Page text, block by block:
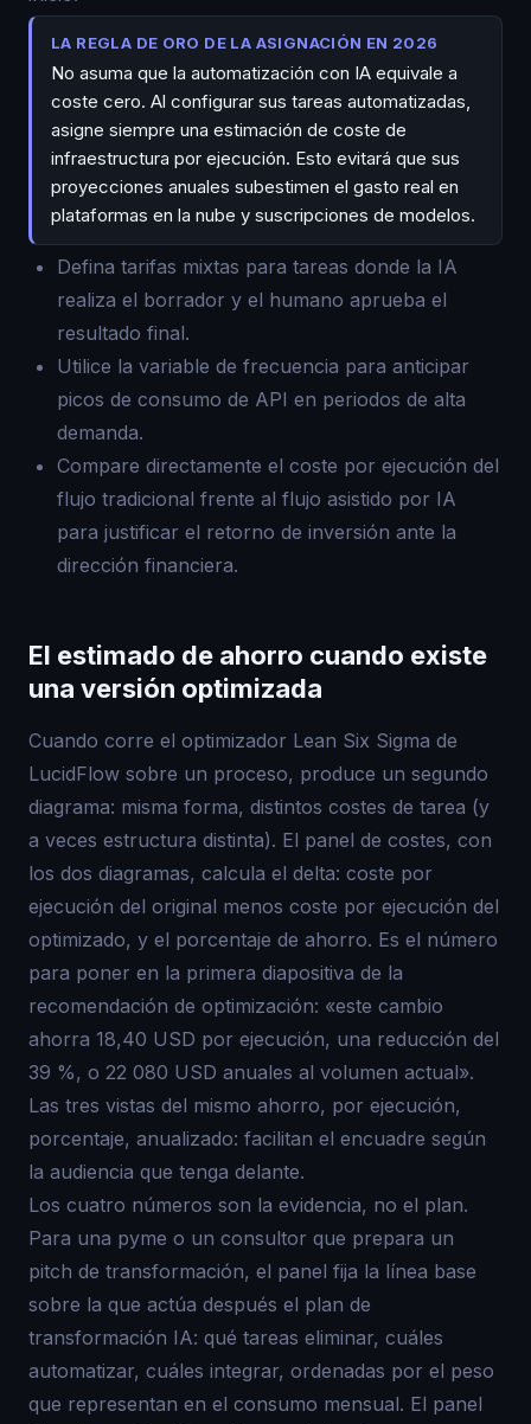
LA REGLA DE ORO DE LA ASIGNACIÓN EN 2026
No asuma que la automatización con IA equivale a
coste cero. Al configurar sus tareas automatizadas,
asigne siempre una estimación de coste de
infraestructura por ejecución. Esto evitará que sus
proyecciones anuales subestimen el gasto real en
plataformas en la nube y suscripciones de modelos.
Defina tarifas mixtas para tareas donde la IA
realiza el borrador y el humano aprueba el
resultado final.
Utilice la variable de frecuencia para anticipar
picos de consumo de API en periodos de alta
demanda.
Compare directamente el coste por ejecución del
flujo tradicional frente al flujo asistido por IA
para justificar el retorno de inversión ante la
dirección financiera.
El estimado de ahorro cuando existe
una versión optimizada
Cuando corre el optimizador Lean Six Sigma de
LucidFlow sobre un proceso, produce un segundo
diagrama: misma forma, distintos costes de tarea (y
a veces estructura distinta). El panel de costes, con
los dos diagramas, calcula el delta: coste por
ejecución del original menos coste por ejecución del
optimizado, y el porcentaje de ahorro. Es el número
para poner en la primera diapositiva de la
recomendación de optimización: «este cambio
ahorra 18,40 USD por ejecución, una reducción del
39 %, o 22 080 USD anuales al volumen actual».
Las tres vistas del mismo ahorro, por ejecución,
porcentaje, anualizado: facilitan el encuadre según
la audiencia que tenga delante.
Los cuatro números son la evidencia, no el plan.
Para una pyme o un consultor que prepara un
pitch de transformación, el panel fija la línea base
sobre la que actúa después el plan de
transformación IA: qué tareas eliminar, cuáles
automatizar, cuáles integrar, ordenadas por el peso
que representan en el consumo mensual. El panel